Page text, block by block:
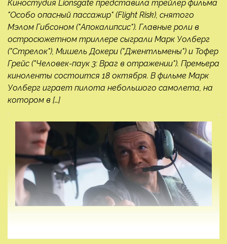
Киностудия Lionsgate представила трейлер фильма
"Особо опасный пассажир" (Flight Risk), снятого
Мэлом Гибсоном ("Апокалипсис"). Главные роли в
остросюжетном триллере сыграли Марк Уолберг
("Стрелок"), Мишель Докери ("Джентльмены") и Тофер
Грейс ("Человек-паук 3: Враг в отражении"). Премьера
киноленты состоится 18 октября. В фильме Марк
Уолберг играет пилота небольшого самолета, на
котором в […]